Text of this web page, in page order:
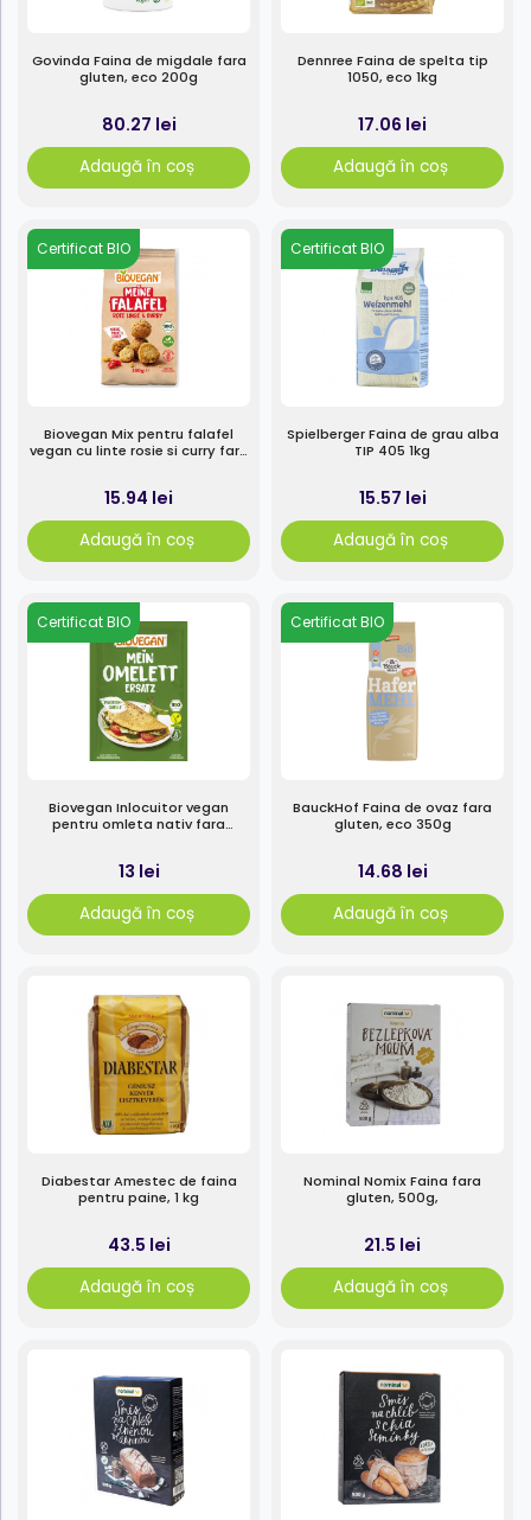
Govinda Faina de migdale fara
gluten, eco 200g
80.27 lei
Adaugă în coș
Dennree Faina de spelta tip
1050, eco 1kg
17.06 lei
Adaugă în coș
Certificat BIO
Biovegan Mix pentru falafel
vegan cu linte rosie si curry fara
15.94 lei
Adaugă în coș
Certificat BIO
Spielberger Faina de grau alba
TIP 405 1kg
15.57 lei
Adaugă în coș
Certificat BIO
Biovegan Inlocuitor vegan
pentru omleta nativ fara
13 lei
Adaugă în coș
Certificat BIO
BauckHof Faina de ovaz fara
gluten, eco 350g
14.68 lei
Adaugă în coș
Diabestar Amestec de faina
pentru paine, 1 kg
43.5 lei
Adaugă în coș
Nominal Nomix Faina fara
gluten, 500g,
21.5 lei
Adaugă în coș